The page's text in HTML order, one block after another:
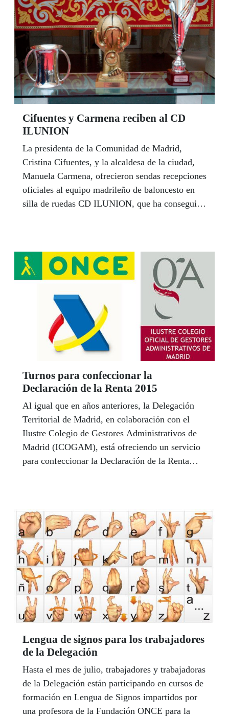
Cifuentes y Carmena reciben al CD
ILUNION
La presidenta de la Comunidad de Madrid,
Cristina Cifuentes, y la alcaldesa de la ciudad,
Manuela Carmena, ofrecieron sendas recepciones
oficiales al equipo madrileño de baloncesto en
silla de ruedas CD ILUNION, que ha conseguido
Turnos para confeccionar la
Declaración de la Renta 2015
Al igual que en años anteriores, la Delegación
Territorial de Madrid, en colaboración con el
Ilustre Colegio de Gestores Administrativos de
Madrid (ICOGAM), está ofreciendo un servicio
para confeccionar la Declaración de la Renta
Lengua de signos para los trabajadores
de la Delegación
Hasta el mes de julio, trabajadores y trabajadoras
de la Delegación están participando en cursos de
formación en Lengua de Signos impartidos por
una profesora de la Fundación ONCE para la